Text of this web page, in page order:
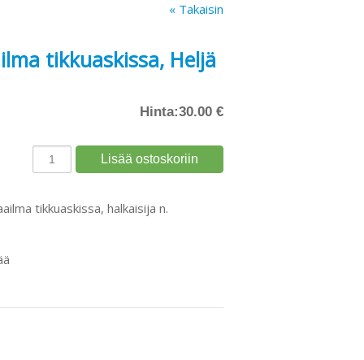
« Takaisin
tikkuaskissa, Heljä
Hinta:30.00 €
tikkuaskissa, halkaisija n.